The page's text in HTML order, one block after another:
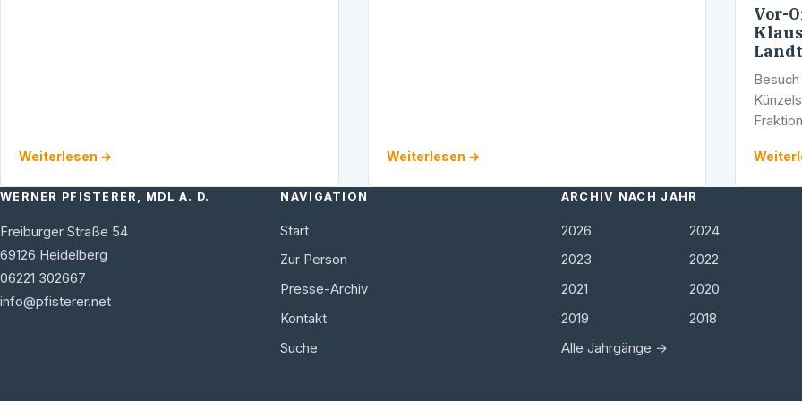
Weiterlesen → Weiterlesen →
Vor-
des …
WERNER PFISTERER, MDL A. D.
Freiburger Straße 54
69126 Heidelberg
06221 302667
info@pfisterer.net
NAVIGATION
Start
Zur Person
Presse-Archiv
Kontakt
Suche
ARCHIV NACH JAHR
2026
2024
2023
2022
2021
2020
2019
2018
Alle Jahrgänge →